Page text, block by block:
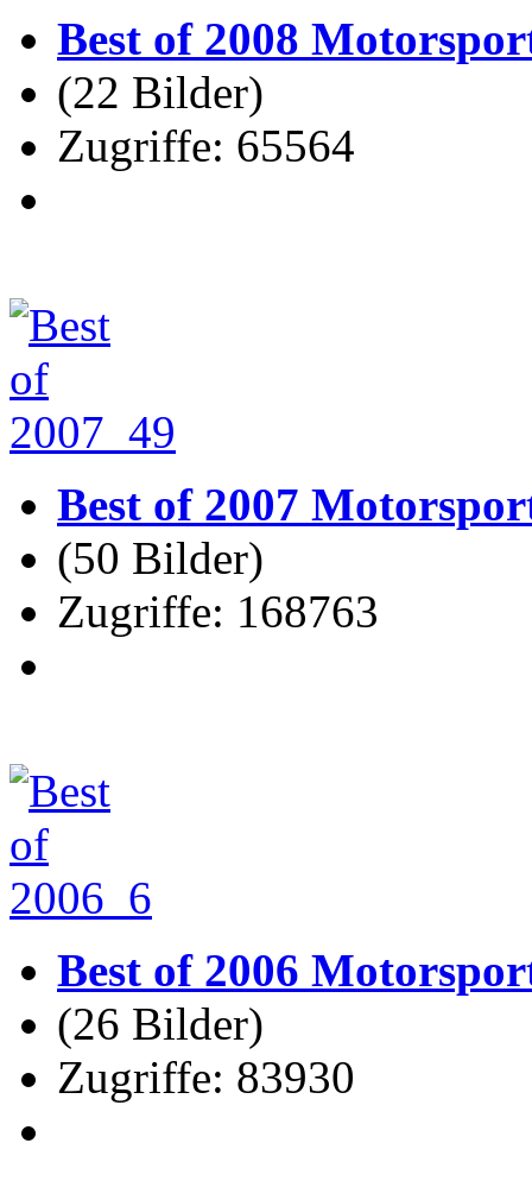
Best of 2008
(22 Bilder)
Zugriffe: 65564
Best of 2007
(50 Bilder)
Zugriffe: 168763
Best of 2006
(26 Bilder)
Zugriffe: 83930